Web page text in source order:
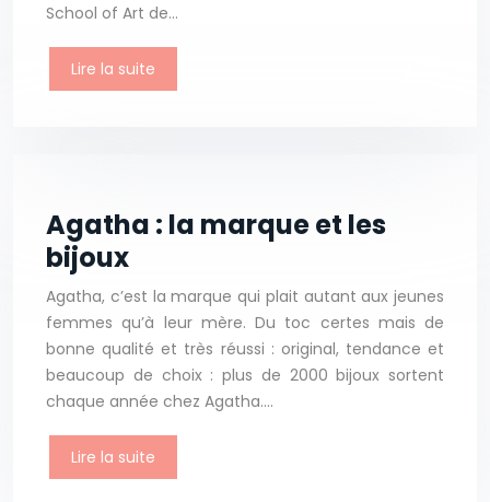
School of Art de…
Lire la suite
Agatha : la marque et les
bijoux
Agatha, c’est la marque qui plait autant aux jeunes
femmes qu’à leur mère. Du toc certes mais de
bonne qualité et très réussi : original, tendance et
beaucoup de choix : plus de 2000 bijoux sortent
chaque année chez Agatha….
Lire la suite